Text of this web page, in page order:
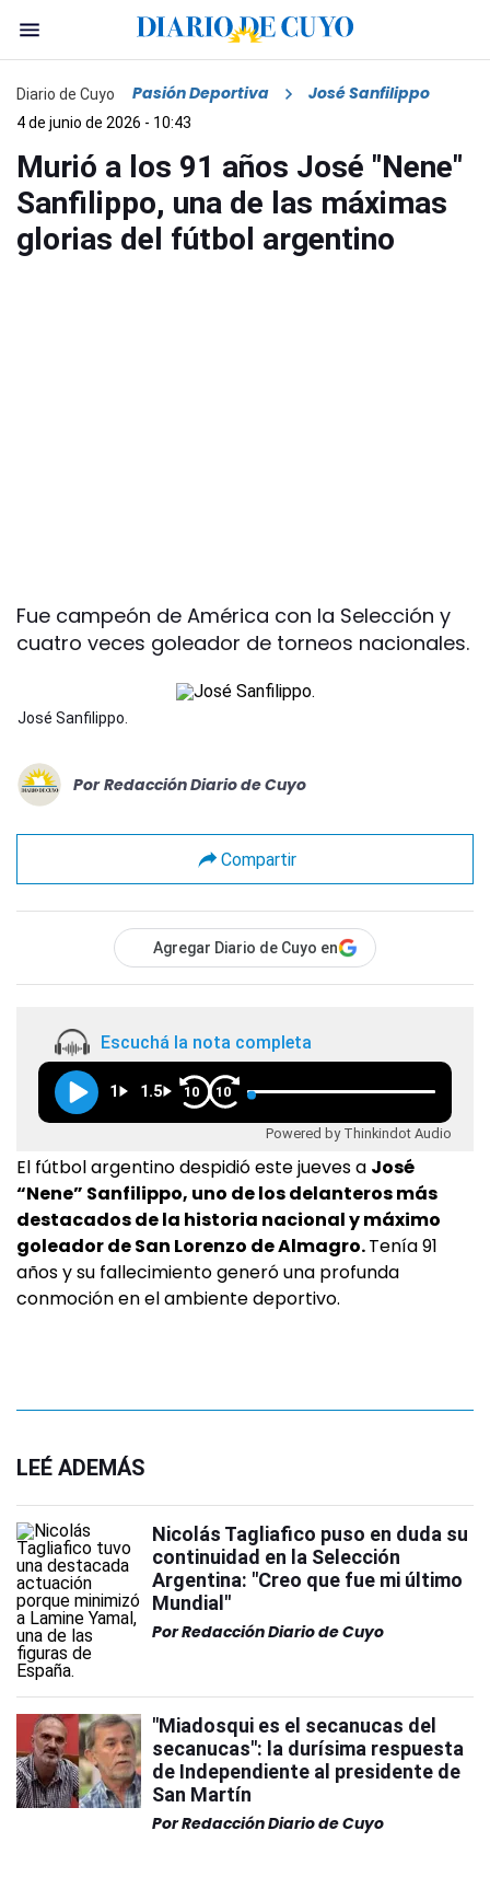
Diario de Cuyo Pasión Deportiva José Sanfilippo
4 de junio de 2026 - 10:43
Murió a los 91 años José "Nene"
Sanfilippo, una de las máximas
glorias del fútbol argentino
Fue campeón de América con la Selección y
cuatro veces goleador de torneos nacionales.
José Sanfilippo.
Por Redacción Diario de Cuyo
Compartir
Agregar Diario de Cuyo en
Escuchá la nota completa
1 1.5 10 10
Powered by Thinkindot Audio
El fútbol argentino despidió este jueves a José
“Nene” Sanfilippo, uno de los delanteros más
destacados de la historia nacional y máximo
goleador de San Lorenzo de Almagro.Tenía 91
años y su fallecimiento generó una profunda
conmoción en el ambiente deportivo.
LEÉ ADEMÁS
Nicolás Tagliafico puso en duda su
continuidad en la Selección
Argentina: "Creo que fue mi último
Mundial"
PorRedacción Diario de Cuyo
"Miadosqui es el secanucas del
secanucas": la durísima respuesta
de Independiente al presidente de
San Martín
PorRedacción Diario de Cuyo